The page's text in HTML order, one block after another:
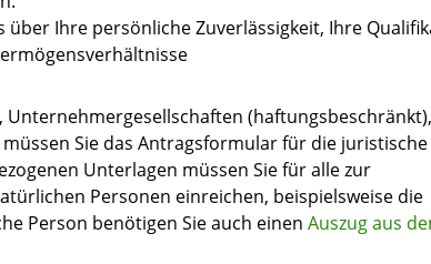
über Ihre persönliche Zuverlässigkeit, Ihre
Sie das Antragsformular für die juristische
Unterlagen müssen Sie für alle zur
Personen einreichen, beispielsweise die
Person benötigen Sie auch einen Auszug aus